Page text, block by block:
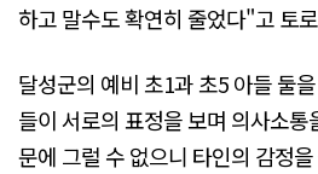
하고 말수도 확연히 줄었다"고 토
달성군의 예비 초1과 초5 아들 둘
들이 서로의 표정을 보며 의사소
문에 그럴 수 없으니 타인의 감정